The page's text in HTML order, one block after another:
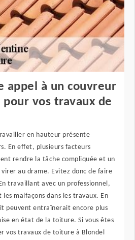
appel à un couvreur
vos travaux de
en hauteur présente
En effet, plusieurs facteurs
rendre la tâche compliquée et un
au drame. Evitez donc de faire
travaillant avec un professionnel,
malfaçons dans les travaux. En
peuvent entraînerait encore plus
en état de la toiture. Si vous êtes
vos travaux de toiture à Blondel